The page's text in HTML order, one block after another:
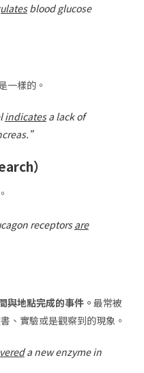
blood glucose
一樣的。
indicatesa lack of
）
receptorsare
與地點完成的事件。 最常被
、實驗或是觀察到的現象。
a new enzyme in